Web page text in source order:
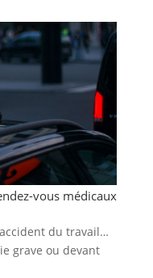
vous médicaux
du travail…
grave ou devant